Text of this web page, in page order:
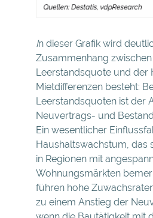
In dieser Grafik wird
Zusammenhang
Leerstandsquote und der
Mietdifferenzen besteht:
Leerstandsquoten ist der
Neuvertrags- und
Ein wesentlicher
Haushaltswachstum, das
in Regionen mit
Wohnungsmärkten
führen hohe
zu einem Anstieg der